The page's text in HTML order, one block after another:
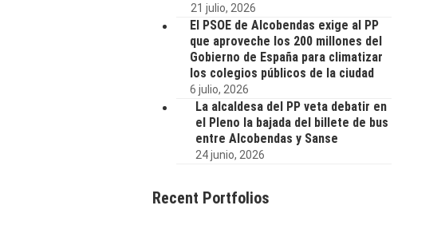
21 julio, 2026
El PSOE de Alcobendas exige al PP
que aproveche los 200 millones del
Gobierno de España para climatizar
los colegios públicos de la ciudad
6 julio, 2026
La alcaldesa del PP veta debatir en
el Pleno la bajada del billete de bus
entre Alcobendas y Sanse
24 junio, 2026
Recent Portfolios